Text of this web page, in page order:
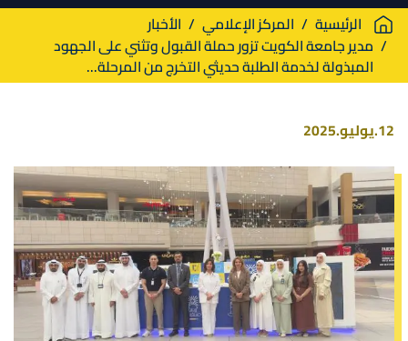
Breadcrumb
الرئيسية المركز الإعلامي
الأخبار
مدير جامعة الكويت تزور حملة القبول وتثني على الجهود
المبذولة لخدمة الطلبة حديثي التخرج من المرحلة...
12.يوليو.2025
صورة